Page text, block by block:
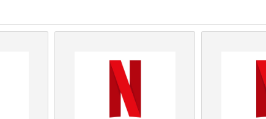
Tu acquisterai solamente
Per alcuni prodotti è